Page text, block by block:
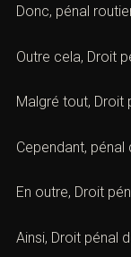
Donc, pénal
Outre cela, Droit
Malgré tout, Droit
Cependant, pénal
En outre, Droit
Ainsi, Droit pénal